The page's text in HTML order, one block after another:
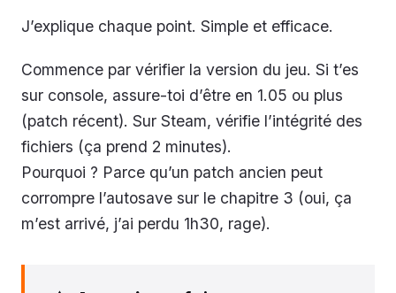
J’explique chaque point. Simple et efficace.
Commence par vérifier la version du jeu. Si t’es
sur console, assure-toi d’être en 1.05 ou plus
(patch récent). Sur Steam, vérifie l’intégrité des
fichiers (ça prend 2 minutes).
Pourquoi ? Parce qu’un patch ancien peut
corrompre l’autosave sur le chapitre 3 (oui, ça
m’est arrivé, j’ai perdu 1h30, rage).